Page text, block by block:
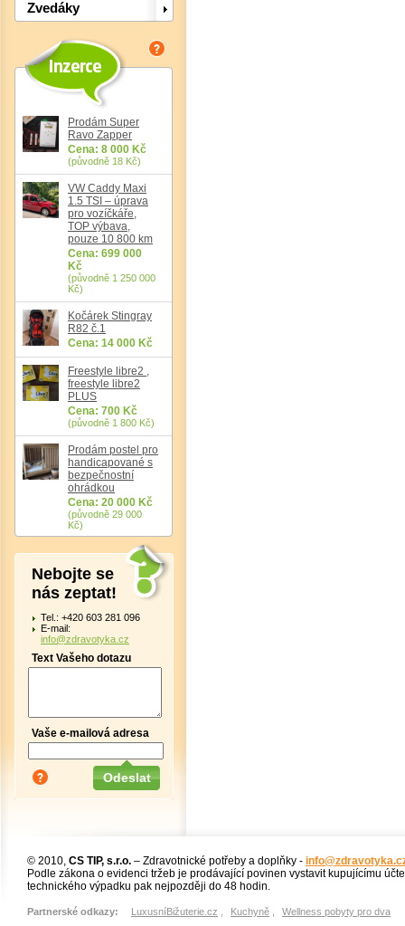
Zvedáky
Prodám Super
Ravo Zapper
Cena: 8 000 Kč
(původně 18 Kč)
VW Caddy Maxi
1.5 TSI – úprava
pro vozíčkáře,
TOP výbava,
pouze 10 800 km
Cena: 699 000
Kč
(původně 1 250 000
Kč)
Kočárek Stingray
R82 č.1
Cena: 14 000 Kč
Freestyle libre2 ,
freestyle libre2
PLUS
Cena: 700 Kč
(původně 1 800 Kč)
Prodám postel pro
handicapované s
bezpečnostní
ohrádkou
Cena: 20 000 Kč
(původně 29 000
Kč)
Nebojte se
nás zeptat!
Tel.: +420 603 281 096
E-mail:
info@zdravotyka.cz
Text Vašeho dotazu
Vaše e-mailová adresa
© 2010, CS TIP, s.r.o. – Zdravotnické potřeby a doplňky -
Podle zákona o evidenci tržeb je prodávající povinen vystavit kupujícímu
technického výpadku pak nejpozději do 48 hodin.
Partnerské odkazy: LuxusníBižuterie.cz Kuchyně Wellness pobyty pro dva